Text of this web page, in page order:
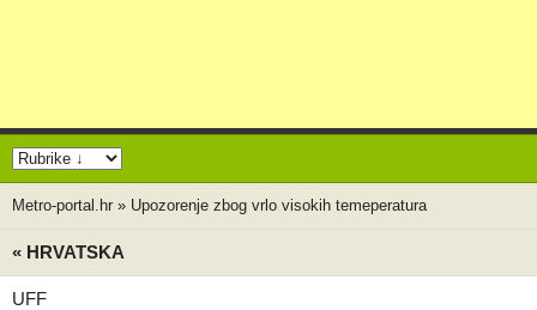
Metro-portal.hr » Upozorenje zbog vrlo visokih temeperatura
« HRVATSKA
UFF